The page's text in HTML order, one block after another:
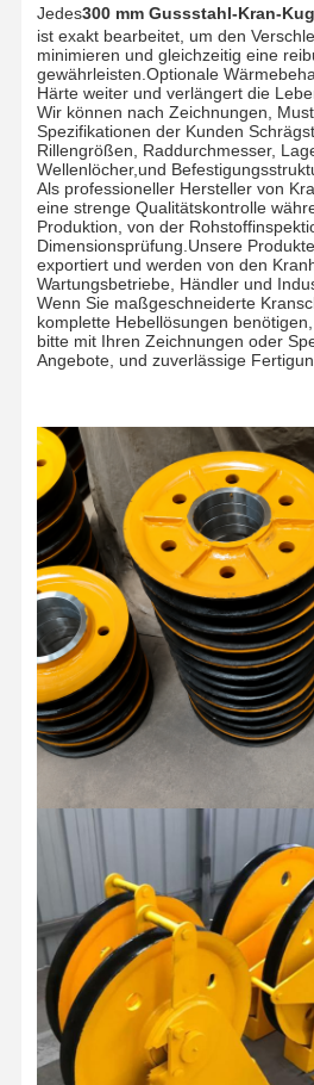
Jedes300 mm Gussstahl-Kran-
ist exakt bearbeitet, um den
minimieren und gleichzeitig eine
gewährleisten.Optionale
Härte weiter und verlängert die
Wir können nach Zeichnungen,
Spezifikationen der Kunden
Rillengrößen, Raddurchmesser,
Wellenlöcher,und
Als professioneller Hersteller von
eine strenge Qualitätskontrolle
Produktion, von der
Dimensionsprüfung.Unsere
exportiert und werden von den
Wartungsbetriebe, Händler und
Wenn Sie maßgeschneiderte
komplette Hebellösungen
bitte mit Ihren Zeichnungen oder
Angebote, und zuverlässige